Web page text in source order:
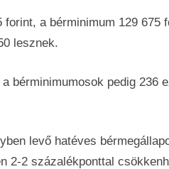
a bérminimum 129 675
lesznek.
bérminimumosok pedig 236
levő hatéves
2-2 százalékponttal